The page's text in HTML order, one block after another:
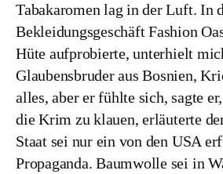
Tabakaromen lag in der Luft. In
Bekleidungsgeschäft Fashion
Hüte aufprobierte, unterhielt
Glaubensbruder aus Bosnien,
alles, aber er fühlte sich, sagte
die Krim zu klauen, erläuterte
Staat sei nur ein von den USA
Propaganda. Baumwolle sei in